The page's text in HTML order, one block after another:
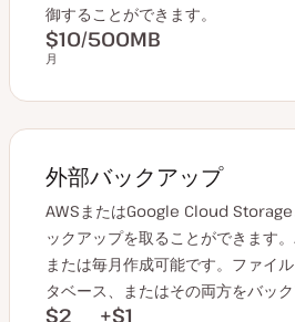
御することができます。
$10/500MB
月
外部バックアップ
AWSまたはGoogle Cloud
ックアップを取ることができます
または毎月作成可能です。ファイ
タベース、またはその両方をバック
$2 +$1